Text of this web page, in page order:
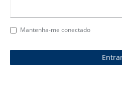
Mantenha-me conectado